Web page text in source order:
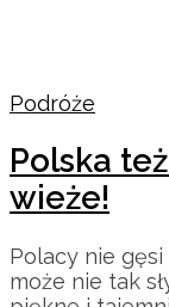
Podróże
Polska
wieże!
Polacy nie
może nie tak